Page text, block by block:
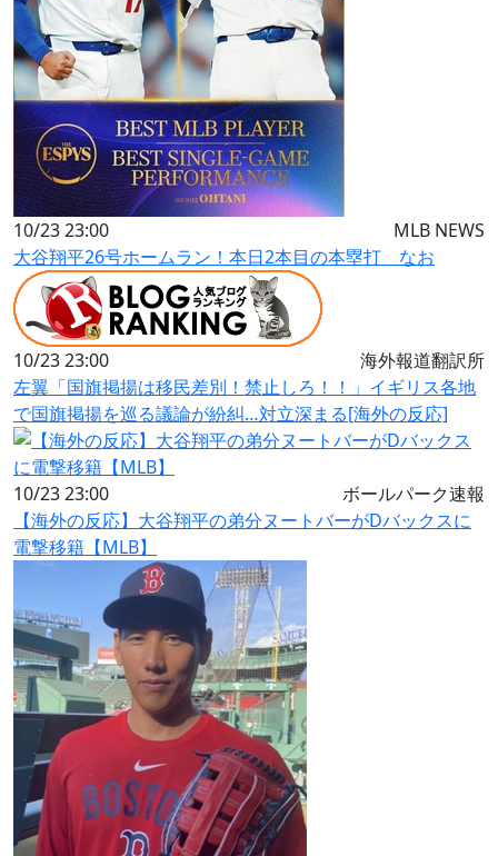
10/23 23:00
MLB NEWS
大谷翔平26号ホームラン！本日2本目の本塁打 なお
10/23 23:00
海外報道翻訳所
左翼「国旗掲揚は移民差別！禁止しろ！！」イギリス各地
で国旗掲揚を巡る議論が紛糾…対立深まる[海外の反応]
10/23 23:00
ボールパーク速報
【海外の反応】大谷翔平の弟分ヌートバーがDバックスに
電撃移籍【MLB】